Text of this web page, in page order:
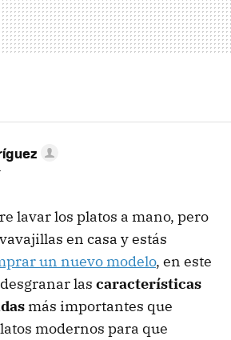
lavar los platos a mano, pero
en casa y estás
un nuevo modelo, en este
las características
más importantes que
modernos para que